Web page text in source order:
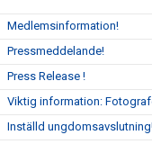
Medlemsinformation!
Pressmeddelande!
Press Release !
Viktig information:
Inställd